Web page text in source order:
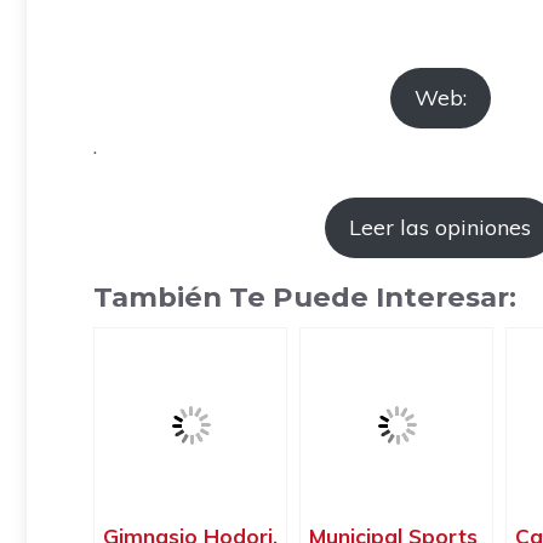
Web:
.
Leer las opiniones
También Te Puede Interesar:
Gimnasio Hodori, Municipal Sports